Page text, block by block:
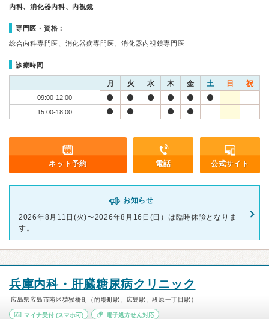
内科、消化器内科、内視鏡
専門医・資格：
総合内科専門医、消化器病専門医、消化器内視鏡専門医
診療時間
月 火 水 木 金 土 日 祝
09:00-12:00
15:00-18:00
ネット予約 電話 公式サイト
お知らせ
2026年8月11日(火)〜2026年8月16日(日）は臨時休診となりま
す。
兵庫内科・肝臓糖尿病クリニック
広島県広島市南区猿猴橋町（的場町駅、広島駅、段原一丁目駅）
マイナ受付 (スマホ可) 電子処方せん対応